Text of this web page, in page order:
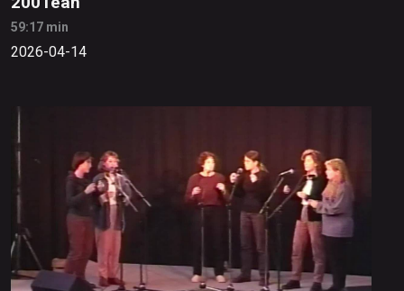
59:17 min
2026-04-14